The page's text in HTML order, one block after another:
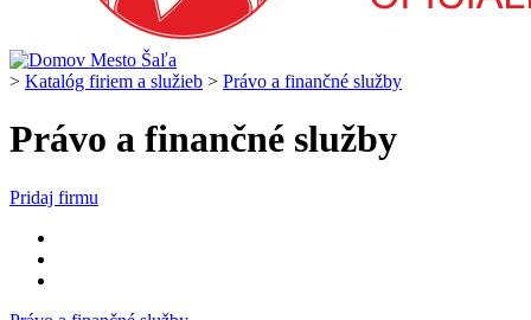
> Katalóg firiem a služieb > Právo a finančné služby
Právo a finančné služby
Pridaj firmu